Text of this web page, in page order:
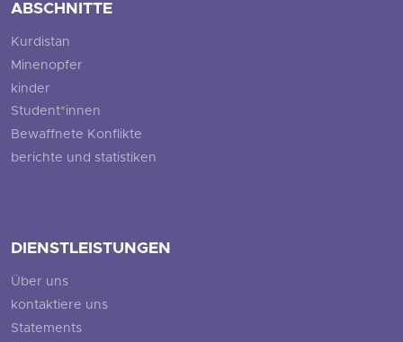
ABSCHNITTE
Kurdistan
Minenopfer
kinder
Student*innen
Bewaffnete Konflikte
berichte und statistiken
DIENSTLEISTUNGEN
Über uns
kontaktiere uns
Statements